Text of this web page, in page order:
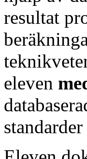
resultat
eleven